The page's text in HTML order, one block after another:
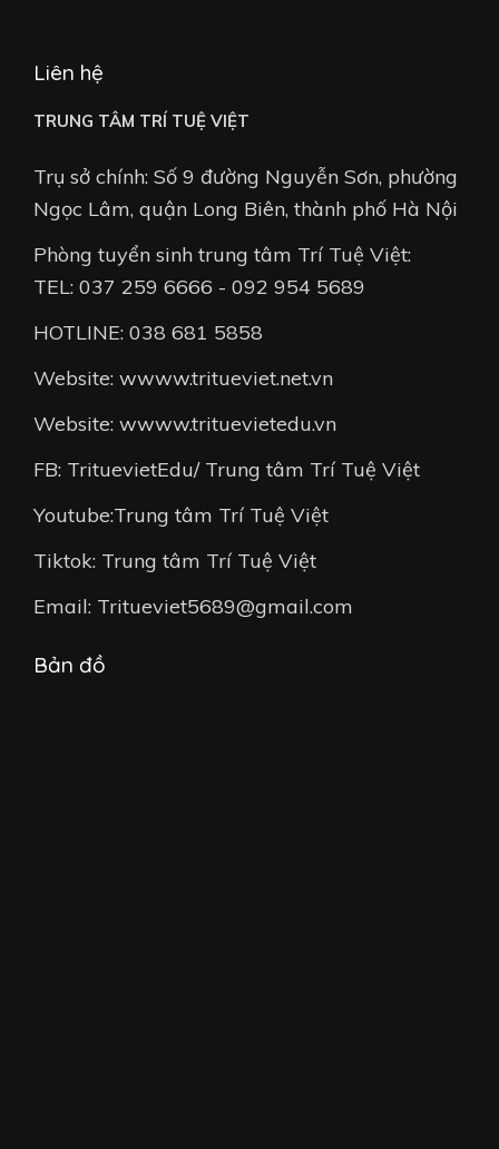
Liên hệ
TRUNG TÂM TRÍ TUỆ VIỆT
Trụ sở chính: Số 9 đường Nguyễn Sơn, phường
Ngọc Lâm, quận Long Biên, thành phố Hà Nội
Phòng tuyển sinh trung tâm Trí Tuệ Việt:
TEL: 037 259 6666 - 092 954 5689
HOTLINE: 038 681 5858
Website: wwww.tritueviet.net.vn
Website: wwww.trituevietedu.vn
FB: TrituevietEdu/ Trung tâm Trí Tuệ Việt
Youtube:Trung tâm Trí Tuệ Việt
Tiktok: Trung tâm Trí Tuệ Việt
Email: Tritueviet5689@gmail.com
Bản đồ